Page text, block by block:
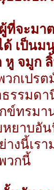
ที่จะมา
ด้ เป็นม
หู จมูก
วกเปร
ธรรมด
ข์ทรมา
ยาบอั
างนี้เร
วกนี้